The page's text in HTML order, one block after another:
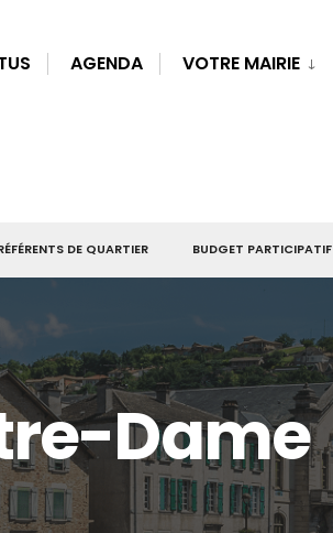
AGENDA VOTRE MAIRIE
DE QUARTIER BUDGET PARTICIPATIF
Dame